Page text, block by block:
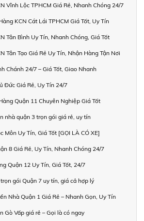
Vĩnh Lộc TPHCM Giá Rẻ, Nhanh Chóng 24/7
KCN Cát Lái TPHCM Giá Tốt, Uy Tín
Tân Bình Uy Tín, Nhanh Chóng, Giá Tốt
Tân Tạo Giá Rẻ Uy Tín, Nhận Hàng Tận Nơi
Chánh 24/7 – Giá Tốt, Giao Nhanh
Đức Giá Rẻ, Uy Tín 24/7
Quận 11 Chuyên Nghiệp Giá Tốt
nhà quận 3 trọn gói giá rẻ, uy tín
Môn Uy Tín, Giá Tốt [GỌI LÀ CÓ XE]
8 Giá Rẻ, Uy Tín, Nhanh Chóng 24/7
Quận 12 Uy Tín, Giá Tốt, 24/7
gói Quận 7 uy tín, giá cả hợp lý
Nhà Quận 1 Giá Rẻ – Nhanh Gọn, Uy Tín
Gò Vấp giá rẻ – Gọi là có ngay